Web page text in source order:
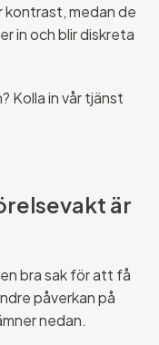
kontrast, medan de
in och blir diskreta
Kolla in vår tjänst
är
bra sak för att få
påverkan på
nedan.